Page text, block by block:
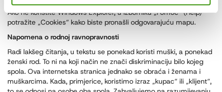
Ako ne koristite Windows Explorer, u izborniku „Pomoć“ (Help)
potražite „Cookies“ kako biste pronašli odgovarajuću mapu.
Napomena o rodnoj ravnopravnosti
Radi lakšeg čitanja, u tekstu se ponekad koristi muški, a ponekad
ženski rod. To ni na koji način ne znači diskriminaciju bilo kojeg
spola. Ova internetska stranica jednako se obraća i ženama i
muškarcima. Kada, primjerice, koristimo izraz „kupac“ ili „klijent“,